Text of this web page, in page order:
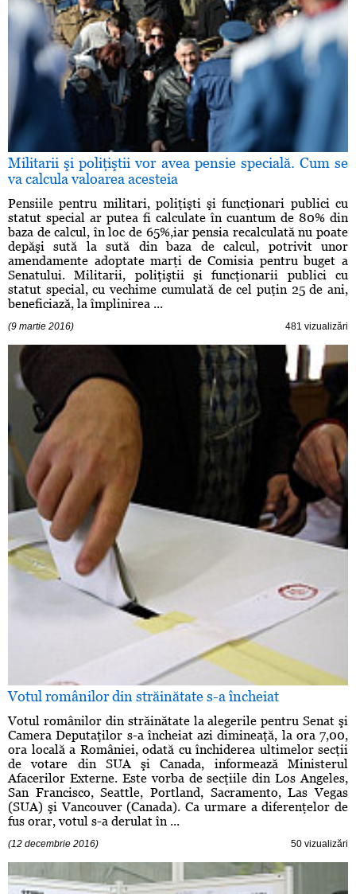
Militarii şi poliţiştii vor avea pensie specială. Cum se
va calcula valoarea acesteia
Pensiile pentru militari, poliţişti şi funcţionari publici cu
statut special ar putea fi calculate în cuantum de 80% din
baza de calcul, în loc de 65%,iar pensia recalculată nu poate
depăşi sută la sută din baza de calcul, potrivit unor
amendamente adoptate marţi de Comisia pentru buget a
Senatului. Militarii, poliţiştii şi funcţionarii publici cu
statut special, cu vechime cumulată de cel puţin 25 de ani,
beneficiază, la împlinirea ...
(9 martie 2016) 481 vizualizări
Votul românilor din străinătate s-a încheiat
Votul românilor din străinătate la alegerile pentru Senat şi
Camera Deputaţilor s-a încheiat azi dimineaţă, la ora 7,00,
ora locală a României, odată cu închiderea ultimelor secţii
de votare din SUA şi Canada, informează Ministerul
Afacerilor Externe. Este vorba de secţiile din Los Angeles,
San Francisco, Seattle, Portland, Sacramento, Las Vegas
(SUA) şi Vancouver (Canada). Ca urmare a diferenţelor de
fus orar, votul s-a derulat în ...
(12 decembrie 2016) 50 vizualizări